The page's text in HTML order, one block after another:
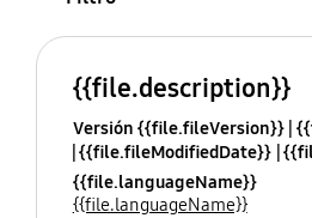
{{file.description}}
Versión {{file.fileVersion}}
{{file.fileModifiedDate}}
{{file.languageName}}
{{file.languageName}}